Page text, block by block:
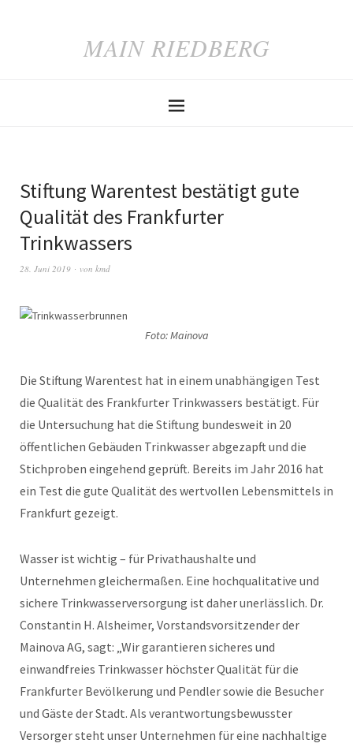
MAIN RIEDBERG
Stiftung Warentest bestätigt gute
Qualität des Frankfurter
Trinkwassers
28. Juni 2019 von kmd
Foto: Mainova
Die Stiftung Warentest hat in einem unabhängigen Test
die Qualität des Frankfurter Trinkwassers bestätigt. Für
die Untersuchung hat die Stiftung bundesweit in 20
öffentlichen Gebäuden Trinkwasser abgezapft und die
Stichproben eingehend geprüft. Bereits im Jahr 2016 hat
ein Test die gute Qualität des wertvollen Lebensmittels in
Frankfurt gezeigt.
Wasser ist wichtig – für Privathaushalte und
Unternehmen gleichermaßen. Eine hochqualitative und
sichere Trinkwasserversorgung ist daher unerlässlich. Dr.
Constantin H. Alsheimer, Vorstandsvorsitzender der
Mainova AG, sagt: „Wir garantieren sicheres und
einwandfreies Trinkwasser höchster Qualität für die
Frankfurter Bevölkerung und Pendler sowie die Besucher
und Gäste der Stadt. Als verantwortungsbewusster
Versorger steht unser Unternehmen für eine nachhaltige